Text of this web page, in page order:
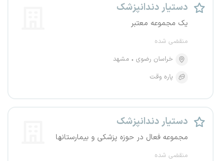
دستیار دندانپزشک
یک مجموعه معتبر
منقضی شده
خراسان رضوی
مشهد
پاره وقت
دستیار دندانپزشک
مجموعه فعال در حوزه پزشکی و بیمارستانها
منقضی شده